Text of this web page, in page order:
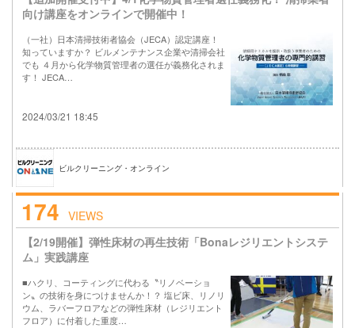
向け講座をオンラインで開催中！
（一社）日本清掃技術者協会（JECA）認定講座！
知っていますか？ ビルメンテナンス企業や清掃会社
でも ４月から化学物質管理者の選任が義務化されま
す！ JECA…
2024/03/21 18:45
ビルクリーニング・オンライン
174 VIEWS
【2/19開催】弾性床材の再生技術「Bonaレジリエントシステ
ム」実践講座
■ハクリ、コーティングに代わる〝リノベーショ
ン〟の技術を身につけませんか！？ 塩ビ床、リノリ
ウム、ラバーフロアなどの弾性床材（レジリエント
フロア）に付着した重度…